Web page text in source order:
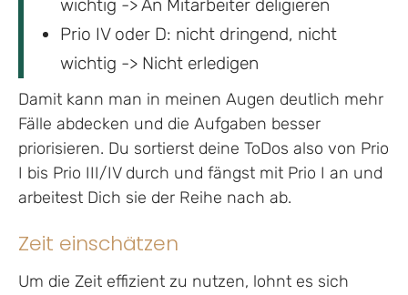
wichtig -> An Mitarbeiter deligieren
Prio IV oder D: nicht dringend, nicht
wichtig -> Nicht erledigen
Damit kann man in meinen Augen deutlich mehr
Fälle abdecken und die Aufgaben besser
priorisieren. Du sortierst deine ToDos also von Prio
I bis Prio III/IV durch und fängst mit Prio I an und
arbeitest Dich sie der Reihe nach ab.
Zeit einschätzen
Um die Zeit effizient zu nutzen, lohnt es sich